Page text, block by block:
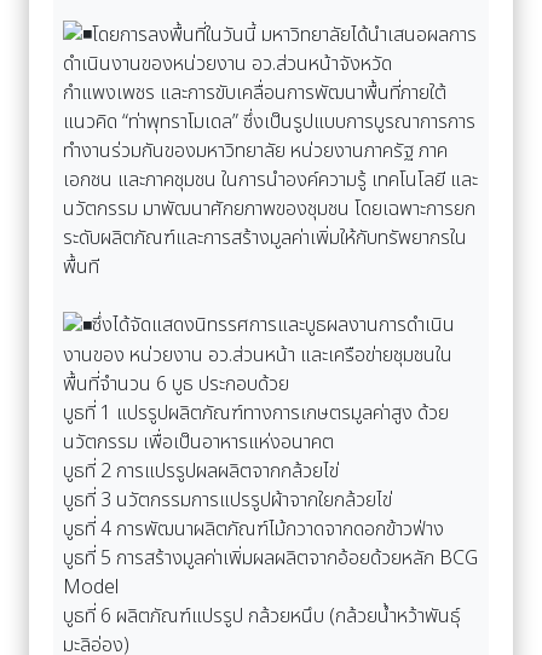
โดยการลงพื้นที่ในวันนี้ มหาวิทยาลัยได้นำเสนอผลการ
ดำเนินงานของหน่วยงาน อว.ส่วนหน้าจังหวัด
กำแพงเพชร และการขับเคลื่อนการพัฒนาพื้นที่ภายใต้
แนวคิด “ท่าพุทราโมเดล” ซึ่งเป็นรูปแบบการบูรณาการการ
ทำงานร่วมกันของมหาวิทยาลัย หน่วยงานภาครัฐ ภาค
เอกชน และภาคชุมชน ในการนำองค์ความรู้ เทคโนโลยี และ
นวัตกรรม มาพัฒนาศักยภาพของชุมชน โดยเฉพาะการยก
ระดับผลิตภัณฑ์และการสร้างมูลค่าเพิ่มให้กับทรัพยากรใน
พื้นที
ซึ่งได้จัดแสดงนิทรรศการและบูธผลงานการดำเนิน
งานของ หน่วยงาน อว.ส่วนหน้า และเครือข่ายชุมชนใน
พื้นที่จำนวน 6 บูธ ประกอบด้วย
บูธที่ 1 แปรรูปผลิตภัณฑ์ทางการเกษตรมูลค่าสูง ด้วย
นวัตกรรม เพื่อเป็นอาหารแห่งอนาคต
บูธที่ 2 การแปรรูปผลผลิตจากกล้วยไข่
บูธที่ 3 นวัตกรรมการแปรรูปผ้าจากใยกล้วยไข่
บูธที่ 4 การพัฒนาผลิตภัณฑ์ไม้กวาดจากดอกข้าวฟ่าง
บูธที่ 5 การสร้างมูลค่าเพิ่มผลผลิตจากอ้อยด้วยหลัก BCG
Model
บูธที่ 6 ผลิตภัณฑ์แปรรูป กล้วยหนึบ (กล้วยน้ำหว้าพันธุ์
มะลิอ่อง)